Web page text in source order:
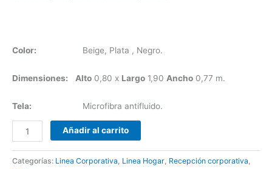
Color: Beige, Plata , Negro.
Dimensiones: Alto 0,80 x Largo 1,90 Ancho 0,77 m.
Tela: Microfibra antifluido.
Añadir al carrito
Categorías: Linea Corporativa, Linea Hogar, Recepción corporativa,